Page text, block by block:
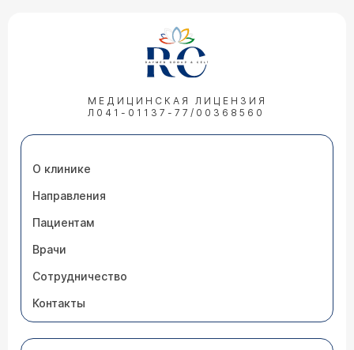
МЕДИЦИНСКАЯ ЛИЦЕНЗИЯ
Л041-01137-77/00368560
О клинике
Направления
Пациентам
Врачи
Сотрудничество
Контакты